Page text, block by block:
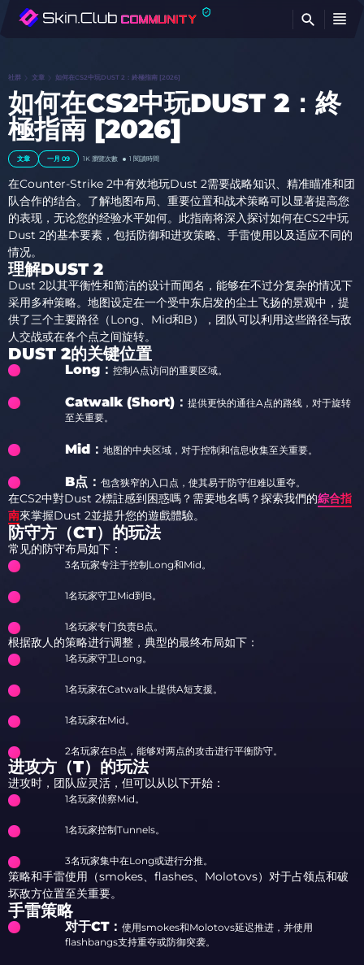
社群 文章 如何在CS2中玩DUST 2：終極指南 [2026]
如何在CS2中玩DUST 2：終
極指南 [2026]
文章 一月 09 1K 瀏覽次數 1 閱讀時間
在Counter-Strike 2中有效地玩Dust 2需要战略知识、精准瞄准和团
队合作的结合。了解地图布局、重要位置和战术策略可以显著提高您
的表现，无论您的经验水平如何。此指南将深入探讨如何在CS2中玩
Dust 2的基本要素，包括防御和进攻策略、手雷使用以及适应不同的
情况。
理解DUST 2
Dust 2以其平衡性和简洁的设计而闻名，能够在不过分复杂的情况下
采用多种策略。地图设定在一个受中东启发的尘土飞扬的景观中，提
供了三个主要路径（Long、Mid和B），团队可以利用这些路径与敌
人交战或在各个点之间旋转。
DUST 2的关键位置
Long： 控制A点访问的重要区域。
Catwalk (Short)： 提供更快的通往A点的路线，对于旋转
至关重要。
Mid： 地图的中央区域，对于控制和信息收集至关重要。
B点： 包含狭窄的入口点，使其易于防守但难以重夺。
在CS2中對Dust 2標註感到困惑嗎？需要地名嗎？探索我們的綜合指
南來掌握Dust 2並提升您的遊戲體驗。
防守方（CT）的玩法
常见的防守布局如下：
3名玩家专注于控制Long和Mid。
1名玩家守卫Mid到B。
1名玩家专门负责B点。
根据敌人的策略进行调整，典型的最终布局如下：
1名玩家守卫Long。
1名玩家在Catwalk上提供A短支援。
1名玩家在Mid。
2名玩家在B点，能够对两点的攻击进行平衡防守。
进攻方（T）的玩法
进攻时，团队应灵活，但可以从以下开始：
1名玩家侦察Mid。
1名玩家控制Tunnels。
3名玩家集中在Long或进行分推。
策略和手雷使用（smokes、flashes、Molotovs）对于占领点和破
坏敌方位置至关重要。
手雷策略
对于CT： 使用smokes和Molotovs延迟推进，并使用
flashbangs支持重夺或防御突袭。